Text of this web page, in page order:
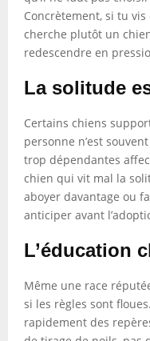
Concrètement, si tu
cherche plutôt un
redescendre en
La solitude
Certains chiens
personne n’est
trop dépendantes
chien qui vit mal la
aboyer davantage ou
anticiper avant
L’éducation
Même une race
si les règles sont
rapidement des